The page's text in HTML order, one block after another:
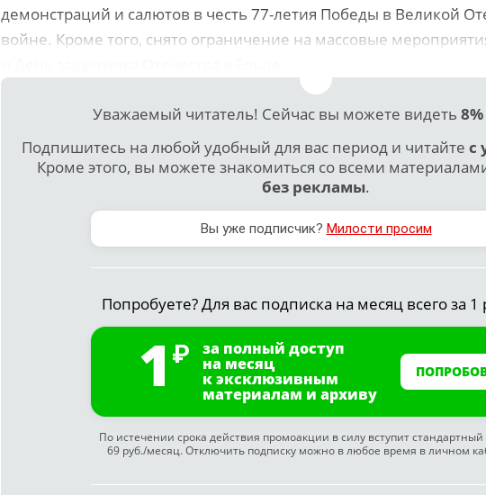
демонстраций и салютов в честь 77-летия Победы в Великой
войне. Кроме того, снято ограничение на массовые
Уважаемый читатель! Сейчас вы можете видеть 8%
Подпишитесь на любой удобный для вас период и читайте с
Кроме этого, вы можете знакомиться со всеми
без рекламы.
Вы уже подписчик? Милости просим
Попробуете? Для вас подписка на месяц всего за 1
1 за полный доступ
на месяц
к эксклюзивным
материалам и архиву
По истечении срока действия промоакции в силу вступит
69 руб./месяц. Отключить подписку можно в любое время в личном